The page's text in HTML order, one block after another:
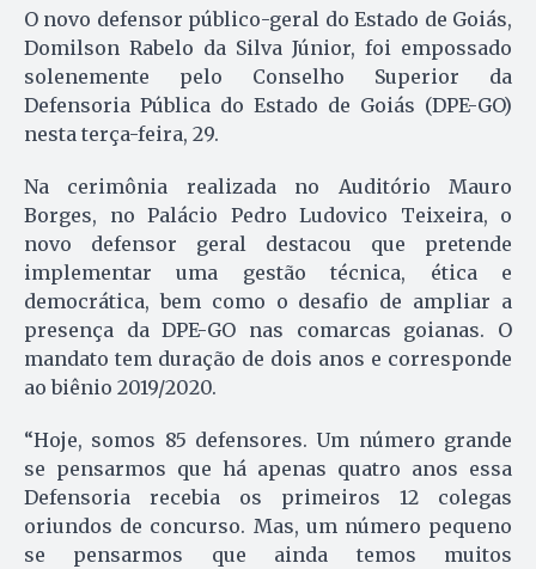
O novo defensor público-geral do Estado de Goiás,
Domilson Rabelo da Silva Júnior, foi empossado
solenemente pelo Conselho Superior da
Defensoria Pública do Estado de Goiás (DPE-GO)
nesta terça-feira, 29.
Na cerimônia realizada no Auditório Mauro
Borges, no Palácio Pedro Ludovico Teixeira, o
novo defensor geral destacou que pretende
implementar uma gestão técnica, ética e
democrática, bem como o desafio de ampliar a
presença da DPE-GO nas comarcas goianas. O
mandato tem duração de dois anos e corresponde
ao biênio 2019/2020.
“Hoje, somos 85 defensores. Um número grande
se pensarmos que há apenas quatro anos essa
Defensoria recebia os primeiros 12 colegas
oriundos de concurso. Mas, um número pequeno
se pensarmos que ainda temos muitos